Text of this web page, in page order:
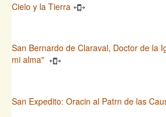
Cielo y la Tierra
San Bernardo de Claraval, Doctor de la
mi alma"
San Expedito: Oracin al Patrn de las